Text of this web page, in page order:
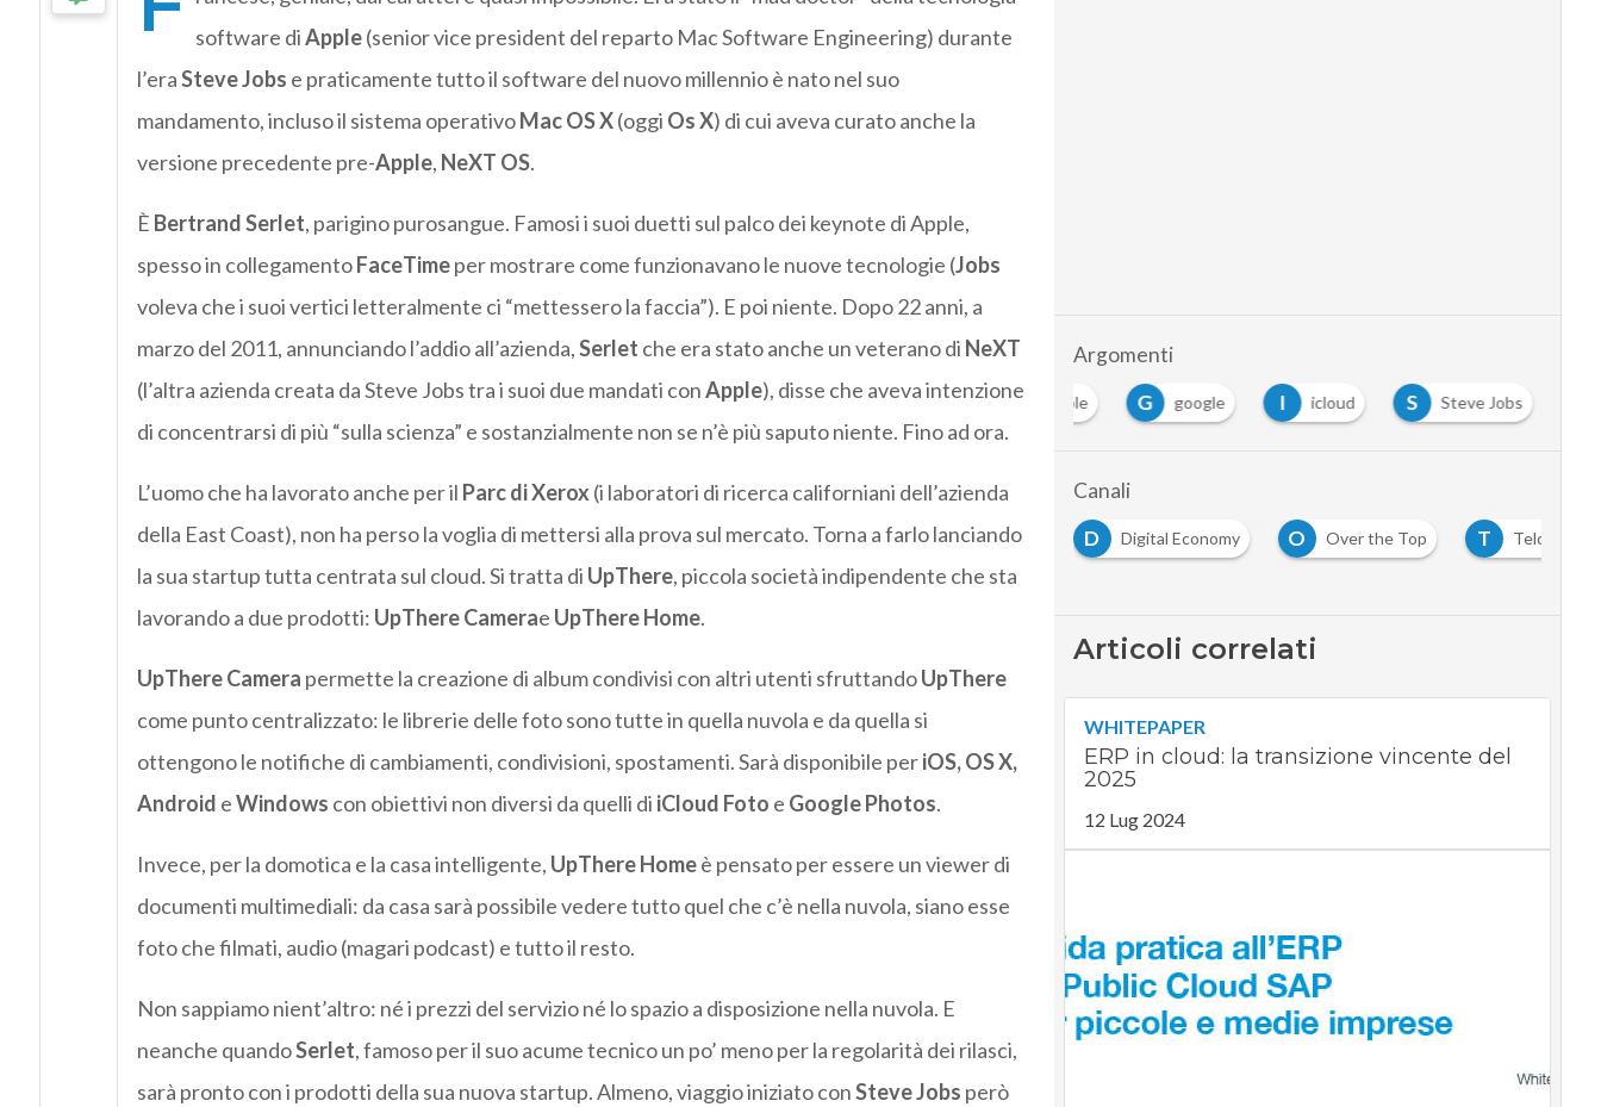
software diApple(senior vice president del reparto Mac Software Engineering) durante
l’eraSteve Jobs e praticamente tutto il software del nuovo millennio è nato nel suo
mandamento, incluso il sistema operativoMac OS X(oggi Os X) di cui aveva curato anche la
versione precedente pre-Apple, NeXT OS.
È Bertrand Serlet, parigino purosangue. Famosi i suoi duetti sul palco dei keynote di Apple,
spesso in collegamentoFaceTimeper mostrare come funzionavano le nuove tecnologie (Jobs
voleva che i suoi vertici letteralmente ci “mettessero la faccia”). E poi niente. Dopo 22 anni, a
marzo del 2011, annunciando l’addio all’azienda,Serlet che era stato anche un veterano di NeXT
(l’altra azienda creata da Steve Jobs tra i suoi due mandati conApple), disse che aveva intenzione
di concentrarsi di più “sulla scienza” e sostanzialmente non se n’è più saputo niente. Fino ad ora.
L’uomo che ha lavorato anche per il Parc di Xerox (i laboratori di ricerca californiani dell’azienda
della East Coast), non ha perso la voglia di mettersi alla prova sul mercato. Torna a farlo lanciando
la sua startup tutta centrata sul cloud. Si tratta di UpThere, piccola società indipendente che sta
lavorando a due prodotti: UpThere Camerae UpThere Home.
UpThere Camera permette la creazione di album condivisi con altri utenti sfruttandoUpThere
come punto centralizzato: le librerie delle foto sono tutte in quella nuvola e da quella si
ottengono le notifiche di cambiamenti, condivisioni, spostamenti. Sarà disponibile periOS, OS X,
Android eWindows con obiettivi non diversi da quelli di iCloud Foto e Google Photos.
Invece, per la domotica e la casa intelligente, UpThere Homeè pensato per essere un viewer di
documenti multimediali: da casa sarà possibile vedere tutto quel che c’è nella nuvola, siano esse
foto che filmati, audio (magari podcast) e tutto il resto.
Non sappiamo nient’altro: né i prezzi del servizio né lo spazio a disposizione nella nuvola. E
neanche quandoSerlet, famoso per il suo acume tecnico un po’ meno per la regolarità dei rilasci,
sarà pronto con i prodotti della sua nuova startup. Almeno, viaggio iniziato conSteve Jobs però
Argomenti
A
apple G google I icloud S Steve Jobs
Canali
C
Cloud D Digital Economy O Over the Top T Telco
Articoli correlati
WHITEPAPER
ERP in cloud: la transizione vincente del
2025
12 Lug 2024